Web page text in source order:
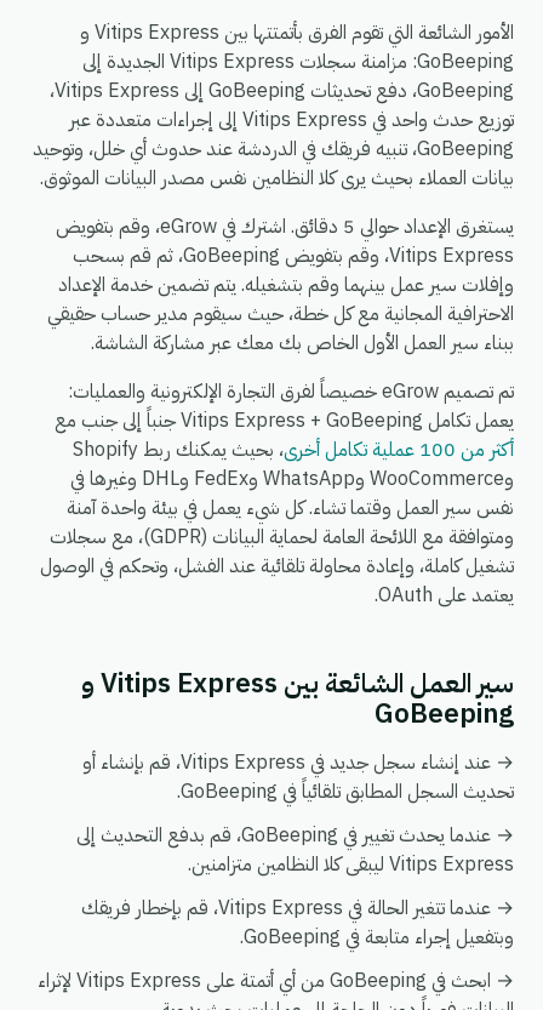
الأمور الشائعة التي تقوم الفرق بأتمتتها بين Vitips Express و
GoBeeping: مزامنة سجلات Vitips Express الجديدة إلى
GoBeeping، دفع تحديثات GoBeeping إلى Vitips Express،
توزيع حدث واحد في Vitips Express إلى إجراءات متعددة عبر
GoBeeping، تنبيه فريقك في الدردشة عند حدوث أي خلل، وتوحيد
بيانات العملاء بحيث يرى كلا النظامين نفس مصدر البيانات الموثوق.
يستغرق الإعداد حوالي 5 دقائق. اشترك في eGrow، وقم بتفويض
Vitips Express، وقم بتفويض GoBeeping، ثم قم بسحب
وإفلات سير عمل بينهما وقم بتشغيله. يتم تضمين خدمة الإعداد
الاحترافية المجانية مع كل خطة، حيث سيقوم مدير حساب حقيقي
ببناء سير العمل الأول الخاص بك معك عبر مشاركة الشاشة.
تم تصميم eGrow خصيصاً لفرق التجارة الإلكترونية والعمليات:
يعمل تكامل Vitips Express + GoBeeping جنباً إلى جنب مع
أكثر من 100 عملية تكامل أخرى
، بحيث يمكنك ربط Shopify
وWooCommerce وWhatsApp وFedEx وDHL وغيرها في
نفس سير العمل وقتما تشاء. كل شيء يعمل في بيئة واحدة آمنة
ومتوافقة مع اللائحة العامة لحماية البيانات (GDPR)، مع سجلات
تشغيل كاملة، وإعادة محاولة تلقائية عند الفشل، وتحكم في الوصول
يعتمد على OAuth.
سير العمل الشائعة بين Vitips Express و
GoBeeping
→ عند إنشاء سجل جديد في Vitips Express، قم بإنشاء أو
تحديث السجل المطابق تلقائياً في GoBeeping.
→ عندما يحدث تغيير في GoBeeping، قم بدفع التحديث إلى
Vitips Express ليبقى كلا النظامين متزامنين.
→ عندما تتغير الحالة في Vitips Express، قم بإخطار فريقك
وبتفعيل إجراء متابعة في GoBeeping.
→ ابحث في GoBeeping من أي أتمتة على Vitips Express لإثراء